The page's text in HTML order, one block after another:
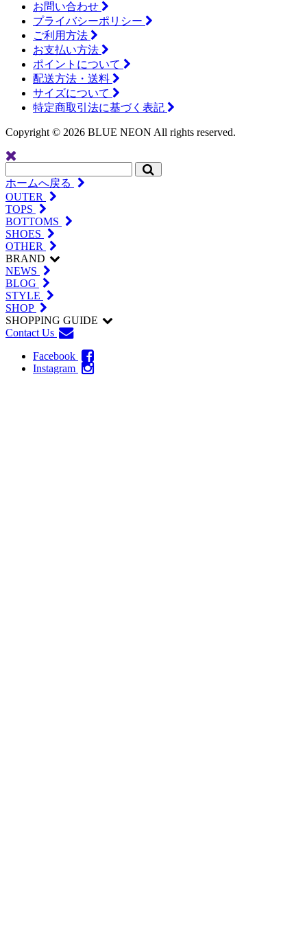
お問い合わせ
プライバシーポリシー
ご利用方法
お支払い方法
ポイントについて
配送方法・送料
サイズについて
特定商取引法に基づく表記
Copyright © 2026 BLUE NEON All rights reserved.
ホームへ戻る
OUTER
TOPS
BOTTOMS
SHOES
OTHER
BRAND
NEWS
BLOG
STYLE
SHOP
SHOPPING GUIDE
Contact Us
Facebook
Instagram